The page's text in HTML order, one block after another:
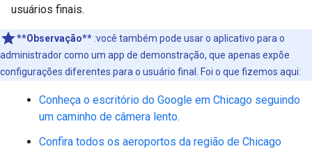
usuários finais.
**Observação** :você também pode usar o aplicativo para o
administrador como um app de demonstração, que apenas expõe
configurações diferentes para o usuário final. Foi o que fizemos aqui:
Conheça o escritório do Google em Chicago seguindo
um caminho de câmera lento.
Confira todos os aeroportos da região de Chicago